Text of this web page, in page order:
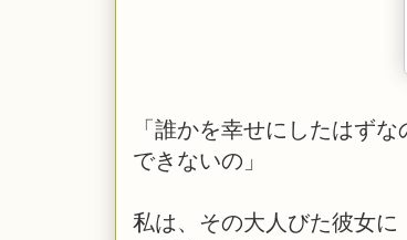
「誰かを幸せにしたはず
できないの」
私は、その大人びた彼女